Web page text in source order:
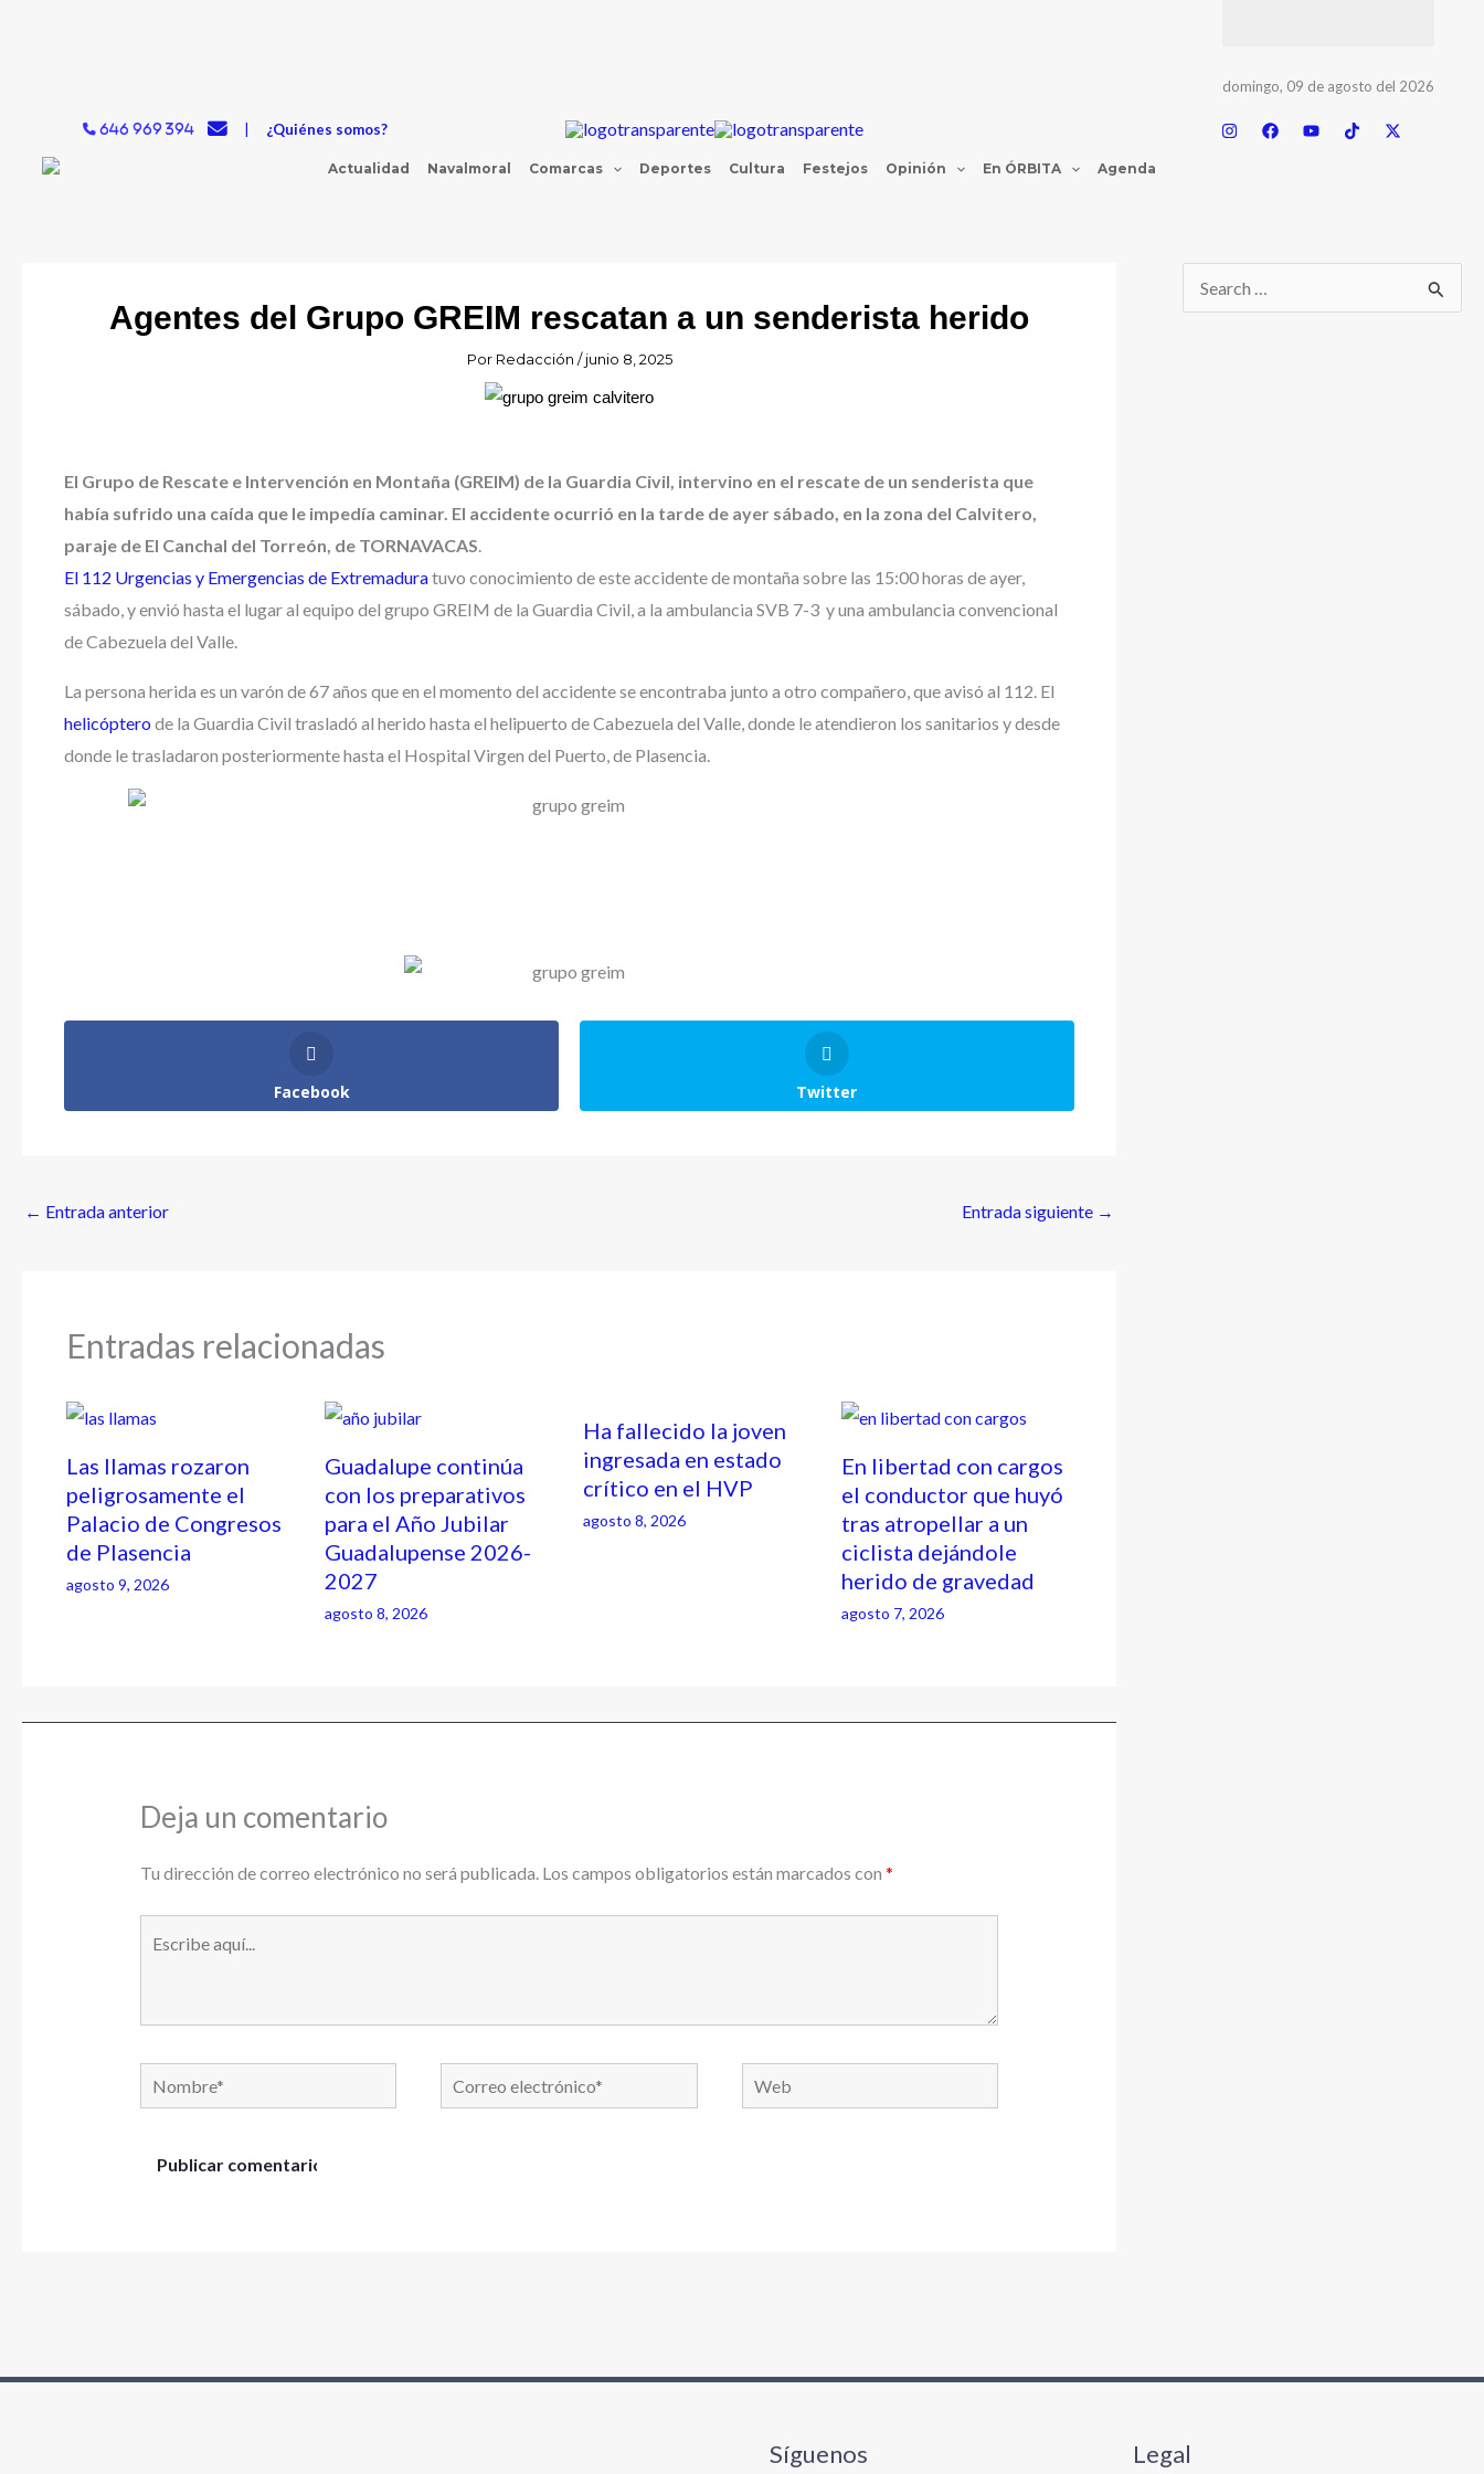
domingo, 09 de agosto del 2026
646 969 394 ¿Quiénes somos?
Actualidad Navalmoral Comarcas Deportes Cultura Festejos Opinión En ÓRBITA Agenda
Agentes del Grupo GREIM rescatan a un senderista herido
Por Redacción /junio 8, 2025
El Grupo de Rescate e Intervención en Montaña (GREIM) de la Guardia Civil, intervino en el rescate de un senderista que
había sufrido una caída que le impedía caminar. El accidente ocurrió en la tarde de ayer sábado, en la zona del Calvitero,
paraje de El Canchal del Torreón, de TORNAVACAS.
El 112 Urgencias y Emergencias de Extremaduratuvo conocimiento de este accidente de montaña sobre las 15:00 horas de ayer,
sábado, y envió hasta el lugar al equipo del grupo GREIM de la Guardia Civil, a la ambulancia SVB 7-3 y una ambulancia convencional
de Cabezuela del Valle.
La persona herida es un varón de 67 años que en el momento del accidente se encontraba junto a otro compañero, que avisó al 112. El
helicóptero de la Guardia Civil trasladó al herido hasta el helipuerto de Cabezuela del Valle, donde le atendieron los sanitarios y desde
donde le trasladaron posteriormente hasta el Hospital Virgen del Puerto, de Plasencia.
Facebook Twitter
← Entrada anterior Entrada siguiente →
Entradas relacionadas
Las llamas rozaron
peligrosamente el
Palacio de Congresos
de Plasencia
agosto 9, 2026
Guadalupe continúa
con los preparativos
para el Año Jubilar
Guadalupense 2026-
2027
agosto 8, 2026
Ha fallecido la joven
ingresada en estado
crítico en el HVP
agosto 8, 2026
En libertad con cargos
el conductor que huyó
tras atropellar a un
ciclista dejándole
herido de gravedad
agosto 7, 2026
Deja un comentario
Tu dirección de correo electrónico no será publicada. Los campos obligatorios están marcados con *
Nombre*
Correo
electrónico*
Web
Síguenos Legal